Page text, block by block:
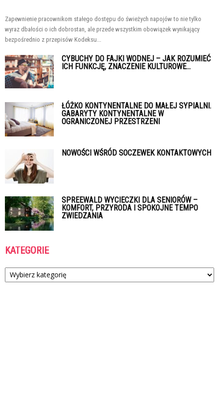
Zapewnienie pracownikom stałego dostępu do świeżych napojów to nie tylko
wyraz dbałości o ich dobrostan, ale przede wszystkim obowiązek wynikający
bezpośrednio z przepisów Kodeksu...
CYBUCHY DO FAJKI WODNEJ – JAK ROZUMIEĆ
ICH FUNKCJĘ, ZNACZENIE KULTUROWE...
ŁÓŻKO KONTYNENTALNE DO MAŁEJ SYPIALNI.
GABARYTY KONTYNENTALNE W
OGRANICZONEJ PRZESTRZENI
NOWOŚCI WŚRÓD SOCZEWEK KONTAKTOWYCH
SPREEWALD WYCIECZKI DLA SENIORÓW –
KOMFORT, PRZYRODA I SPOKOJNE TEMPO
ZWIEDZANIA
KATEGORIE
Kategorie